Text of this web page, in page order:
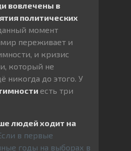
вовлечены в
политических
момент
переживает и
и кризис
который не
никогда до этого. У
есть три
людей ходит на
в первые
годы на выборах в